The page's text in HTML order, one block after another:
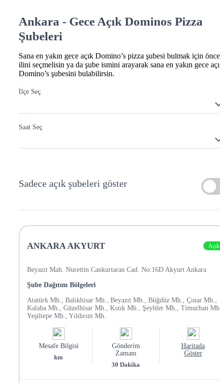
Ankara - Gece Açık Dominos Pizza
Şubeleri
Sana en yakın gece açık Domino’s pizza şubesi bulmak için önce
ilini seçmelisin ya da şube ismini arayarak sana en yakın gece
Domino’s şubesini bulabilirsin.
İlçe Seç
Saat Seç
Sadece açık şubeleri göster
ANKARA AKYURT Açık
Beyazıt Mah. Nurettin Cankurtaran Cad. No:16D Akyurt Ankara
Şube Dağıtım Bölgeleri
Atatürk Mh., Balıkhisar Mh., Beyazıt Mh., Büğdüz Mh., Çınar Mh.,
Kalaba Mh., Güzelhisar Mh., Kızık Mh., Şeyhler Mh., Timurhan
Yeşiltepe Mh., Yıldırım Mh.
Mesafe Bilgisi
km
Gönderim
Zamanı
30 Dakika
Haritada
Göster